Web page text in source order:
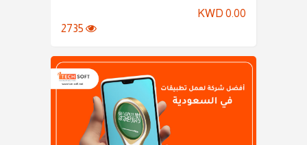
KWD 0.00